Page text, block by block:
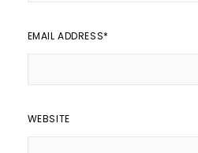
EMAIL ADDRESS*
WEBSITE